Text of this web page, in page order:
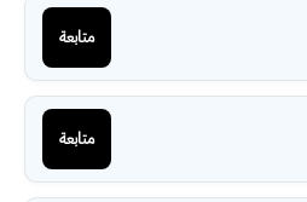
متابعة
متابعة